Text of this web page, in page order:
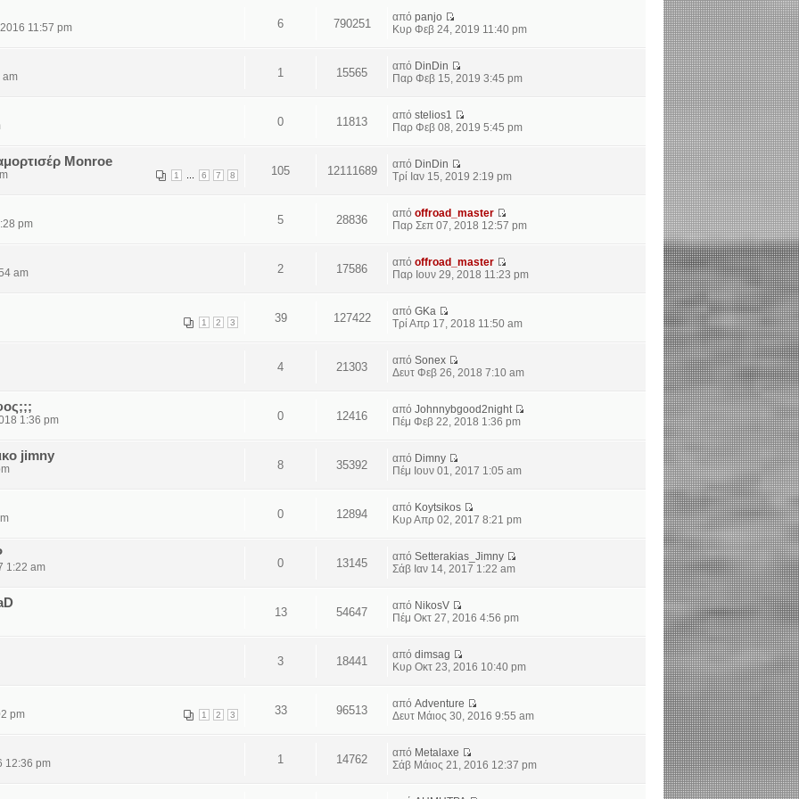
11:57 pm 6 790251 απόpanjo
Κυρ Φεβ 24, 2019 11:40 pm
am 1 15565 από DinDin
Παρ Φεβ 15, 2019 3:45 pm
0 11813 απόstelios1
Παρ Φεβ 08, 2019 5:45 pm
Monroe
1 6 7 8 105 12111689 από DinDin
Τρί Ιαν 15, 2019 2:19 pm
pm 5 28836 απόoffroad_master
Παρ Σεπ 07, 2018 12:57 pm
am 2 17586 απόoffroad_master
Παρ Ιουν 29, 2018 11:23 pm
1 2 3 39 127422 απόGKa
Τρί Απρ 17, 2018 11:50 am
4 21303 απόSonex
Δευτ Φεβ 26, 2018 7:10 am
1:36 pm 0 12416 απόJohnnybgood2night
Πέμ Φεβ 22, 2018 1:36 pm
jimny
8 35392 από Dimny
Πέμ Ιουν 01, 2017 1:05 am
0 12894 από Koytsikos
Κυρ Απρ 02, 2017 8:21 pm
1:22 am 0 13145 απόSetterakias_Jimny
Σάβ Ιαν 14, 2017 1:22 am
13 54647 από NikosV
Πέμ Οκτ 27, 2016 4:56 pm
3 18441 απόdimsag
Κυρ Οκτ 23, 2016 10:40 pm
1 2 3
pm 33 96513 απόAdventure
Δευτ Μάιος 30, 2016 9:55 am
12:36 pm 1 14762 από Metalaxe
Σάβ Μάιος 21, 2016 12:37 pm